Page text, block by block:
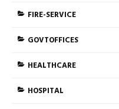
FIRE-SERVICE
GOVTOFFICES
HEALTHCARE
HOSPITAL